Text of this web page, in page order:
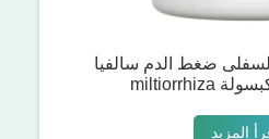
ضغط الدم سالفيا
المزيد